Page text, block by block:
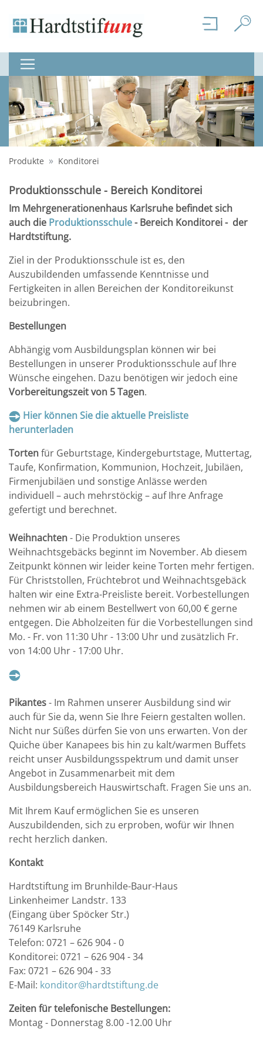
Produkte Konditorei
Produktionsschule - Bereich Konditorei
Im Mehrgenerationenhaus Karlsruhe befindet sich
auch die Produktionsschule- Bereich Konditorei - der
Hardtstiftung.
Ziel in der Produktionsschule ist es, den
Auszubildenden umfassende Kenntnisse und
Fertigkeiten in allen Bereichen der Konditoreikunst
beizubringen.
Bestellungen
Abhängig vom Ausbildungsplan können wir bei
Bestellungen in unserer Produktionsschule auf Ihre
Wünsche eingehen. Dazu benötigen wir jedoch eine
Vorbereitungszeit von 5 Tagen.
Hier können Sie die aktuelle Preisliste
herunterladen
Tortenfür Geburtstage, Kindergeburtstage, Muttertag,
Taufe, Konfirmation, Kommunion, Hochzeit, Jubiläen,
Firmenjubiläen und sonstige Anlässe werden
individuell – auch mehrstöckig – auf Ihre Anfrage
gefertigt und berechnet.
Weihnachten- Die Produktion unseres
Weihnachtsgebäcks beginnt im November. Ab diesem
Zeitpunkt können wir leider keine Torten mehr fertigen.
Für Christstollen, Früchtebrot und Weihnachtsgebäck
halten wir eine Extra-Preisliste bereit. Vorbestellungen
nehmen wir ab einem Bestellwert von 60,00 € gerne
entgegen. Die Abholzeiten für die Vorbestellungen sind
Mo. - Fr. von 11:30 Uhr - 13:00 Uhr und zusätzlich Fr.
von 14:00 Uhr - 17:00 Uhr.
Pikantes- Im Rahmen unserer Ausbildung sind wir
auch für Sie da, wenn Sie Ihre Feiern gestalten wollen.
Nicht nur Süßes dürfen Sie von uns erwarten. Von der
Quiche über Kanapees bis hin zu kalt/warmen Buffets
reicht unser Ausbildungsspektrum und damit unser
Angebot in Zusammenarbeit mit dem
Ausbildungsbereich Hauswirtschaft. Fragen Sie uns an.
Mit Ihrem Kauf ermöglichen Sie es unseren
Auszubildenden, sich zu erproben, wofür wir Ihnen
recht herzlich danken.
Kontakt
Hardtstiftung im Brunhilde-Baur-Haus
Linkenheimer Landstr. 133
(Eingang über Spöcker Str.)
76149 Karlsruhe
Telefon: 0721 – 626 904 - 0
Konditorei: 0721 – 626 904 - 34
Fax: 0721 – 626 904 - 33
E-Mail: konditor@hardtstiftung.de
Zeiten für telefonische Bestellungen:
Montag - Donnerstag 8.00 -12.00 Uhr